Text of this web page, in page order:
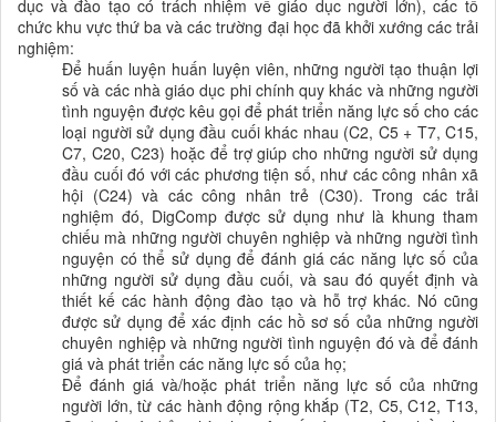
dục và đào tạo có trách nhiệm về giáo dục người lớn), các tổ
chức khu vực thứ ba và các trường đại học đã khởi xướng các trải
nghiệm:
Để huấn luyện huấn luyện viên, những người tạo thuận lợi
số và các nhà giáo dục phi chính quy khác và những người
tình nguyện được kêu gọi để phát triển năng lực số cho các
loại người sử dụng đầu cuối khác nhau (C2, C5 + T7, C15,
C7, C20, C23) hoặc để trợ giúp cho những người sử dụng
đầu cuối đó với các phương tiện số, như các công nhân xã
hội (C24) và các công nhân trẻ (C30). Trong các trải
nghiệm đó, DigComp được sử dụng như là khung tham
chiếu mà những người chuyên nghiệp và những người tình
nguyện có thể sử dụng để đánh giá các năng lực số của
những người sử dụng đầu cuối, và sau đó quyết định và
thiết kế các hành động đào tạo và hỗ trợ khác. Nó cũng
được sử dụng để xác định các hồ sơ số của những người
chuyên nghiệp và những người tình nguyện đó và để đánh
giá và phát triển các năng lực số của họ;
Để đánh giá và/hoặc phát triển năng lực số của những
người lớn, từ các hành động rộng khắp (T2, C5, C12, T13,